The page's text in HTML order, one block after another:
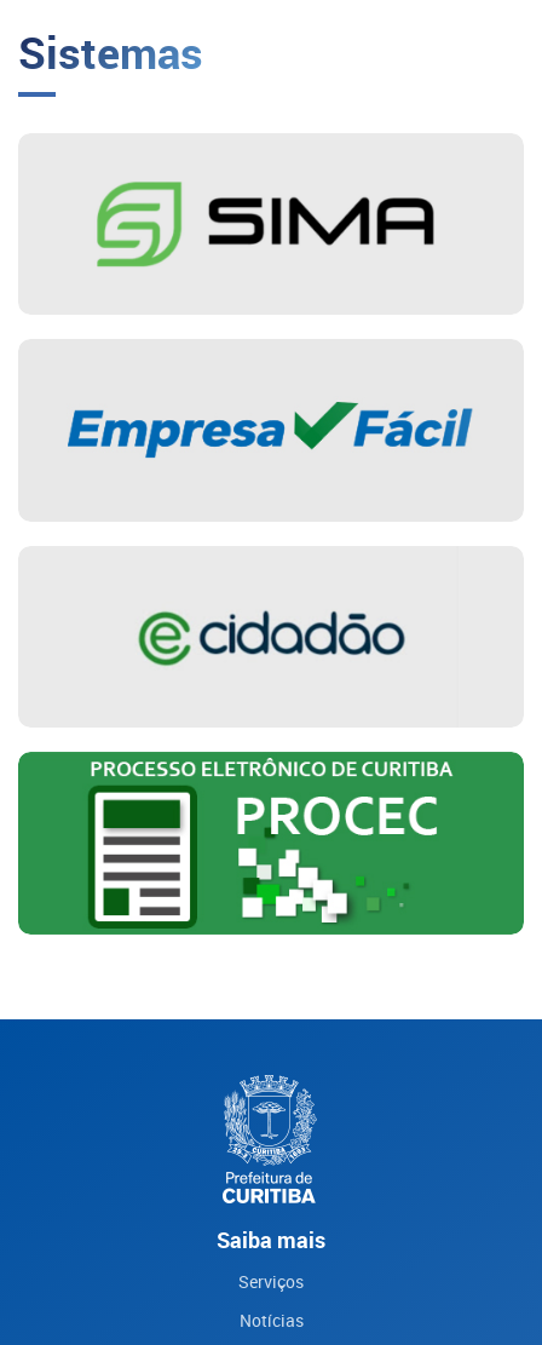
Sistemas
Saiba mais
Serviços
Notícias